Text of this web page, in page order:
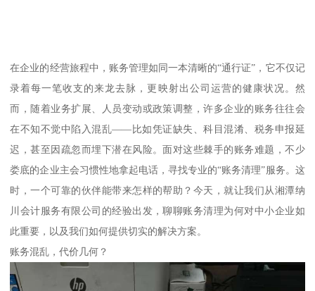
在企业的经营旅程中，账务管理如同一本清晰的“通行证”，它不仅记
录着每一笔收支的来龙去脉，更映射出公司运营的健康状况。然
而，随着业务扩展、人员变动或政策调整，许多企业的账务往往会
在不知不觉中陷入混乱——比如凭证缺失、科目混淆、税务申报延
迟，甚至因疏忽而埋下潜在风险。面对这些棘手的账务难题，不少
娄底的企业主会习惯性地拿起电话，寻找专业的“账务清理”服务。这
时，一个可靠的伙伴能带来怎样的帮助？今天，就让我们从湘潭纳
川会计服务有限公司的经验出发，聊聊账务清理为何对中小企业如
此重要，以及我们如何提供切实的解决方案。
账务混乱，代价几何？